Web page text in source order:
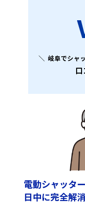
岐阜でシャ
電動シャッタ
日中に完全解